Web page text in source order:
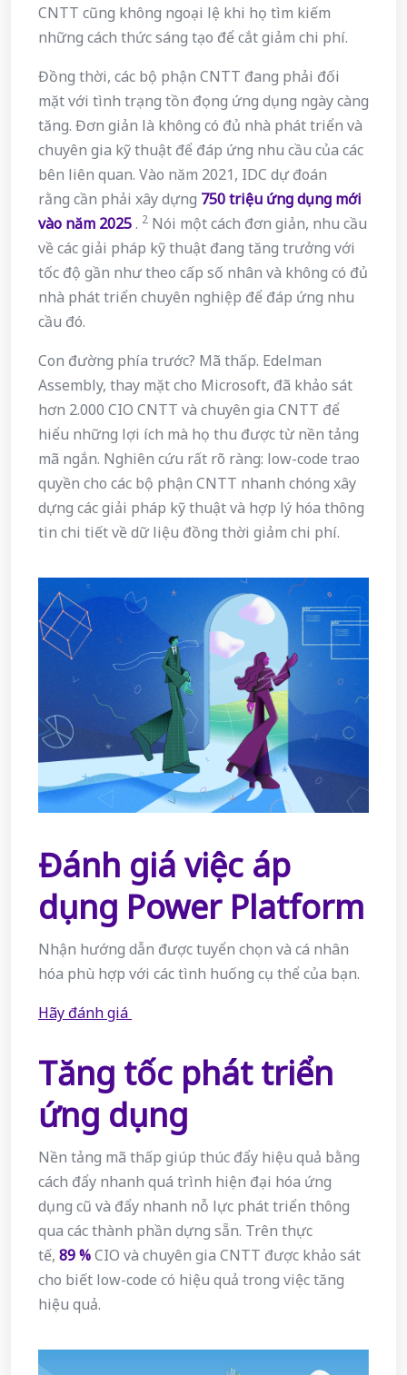
CNTT cũng không ngoại lệ khi họ tìm kiếm
những cách thức sáng tạo để cắt giảm chi phí.
Đồng thời, các bộ phận CNTT đang phải đối
mặt với tình trạng tồn đọng ứng dụng ngày càng
tăng. Đơn giản là không có đủ nhà phát triển và
chuyên gia kỹ thuật để đáp ứng nhu cầu của các
bên liên quan. Vào năm 2021, IDC dự đoán
rằng cần phải xây dựng 750triệu ứng dụng mới
vào năm 2025. 2 Nói một cách đơn giản, nhu cầu
về các giải pháp kỹ thuật đang tăng trưởng với
tốc độ gần như theo cấp số nhân và không có đủ
nhà phát triển chuyên nghiệp để đáp ứng nhu
cầu đó.
Con đường phía trước? Mã thấp. Edelman
Assembly, thay mặt cho Microsoft, đã khảo sát
hơn 2.000 CIO CNTT và chuyên gia CNTT để
hiểu những lợi ích mà họ thu được từ nền tảng
mã ngắn. Nghiên cứu rất rõ ràng: low-code trao
quyền cho các bộ phận CNTT nhanh chóng xây
dựng các giải pháp kỹ thuật và hợp lý hóa thông
tin chi tiết về dữ liệu đồng thời giảm chi phí.
Đánh giá việc áp
dụng Power Platform
Nhận hướng dẫn được tuyển chọn và cá nhân
hóa phù hợp với các tình huống cụ thể của bạn.
Hãy đánh giá
Tăng tốc phát triển
ứng dụng
Nền tảng mã thấp giúp thúc đẩy hiệu quả bằng
cách đẩy nhanh quá trình hiện đại hóa ứng
dụng cũ và đẩy nhanh nỗ lực phát triển thông
qua các thành phần dựng sẵn. Trên thực
tế, 89%CIO và chuyên gia CNTT được khảo sát
cho biết low-code có hiệu quả trong việc tăng
hiệu quả.